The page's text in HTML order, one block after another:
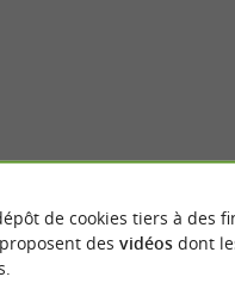
de cookies tiers à des
des vidéosdont